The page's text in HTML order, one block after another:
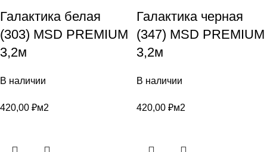
Галактика белая
(303) MSD PREMIUM
3,2м
В наличии
420,00 ₽м2
Галактика черная
(347) MSD PREMIUM
3,2м
В наличии
420,00 ₽м2